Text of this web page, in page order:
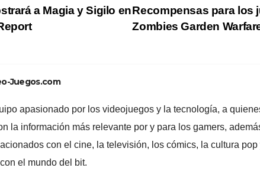
Recompensas para los
Zombies Garden
a Magia y Sigilo en
Juegos.com
apasionado por los videojuegos y la tecnología, a
la información más relevante por y para los gamers,
con el cine, la televisión, los cómics, la cultura
el mundo del bit.